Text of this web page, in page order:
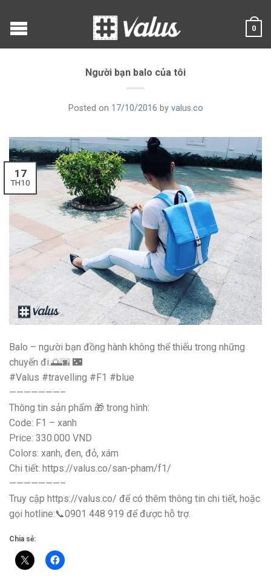
0
Người bạn balo của tôi
Posted on 17/10/2016 by valus.co
17
TH10
Balo – người bạn đồng hành không thể thiếu trong những
chuyến đi.🌅🌆 🌃
#Valus #travelling #F1 #blue
———————–
Thông tin sản phẩm 🎁 trong hình:
Code: F1 – xanh
Price: 330.000 VND
Colors: xanh, đen, đỏ, xám
Chi tiết: https://valus.co/san-pham/f1/
———————–
Truy cập https://valus.co/ để có thêm thông tin chi tiết, hoặc
gọi hotline:📞0901 448 919 để được hỗ trợ.
Chia sẻ: